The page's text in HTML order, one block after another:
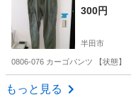
300円
半田市
0806-076 カーゴパンツ 【状態】
愛知 半田市
もっと見る